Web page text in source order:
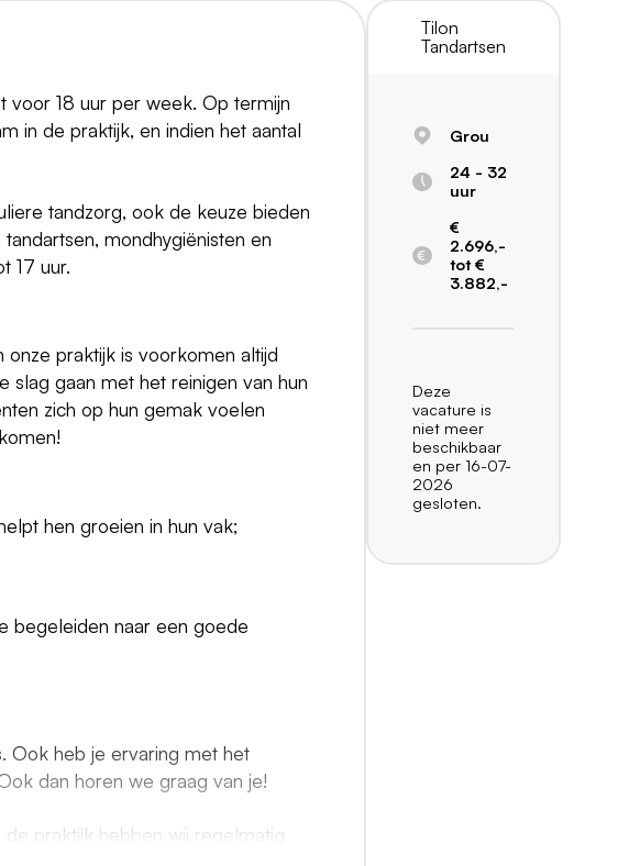
voor 18 uur per week. Op termijn
in de praktijk, en indien het aantal
tandzorg, ook de keuze bieden
mondhygiënisten en
17 uur.
onze praktijk is voorkomen altijd
slag gaan met het reinigen van hun
zich op hun gemak voelen
hen groeien in hun vak;
begeleiden naar een goede
Ook heb je ervaring met het
dan horen we graag van je!
praktijk hebben wij regelmatig
Tilon
Tandartsen
Grou
24 - 32
uur
€
2.696,-
tot €
3.882,-
Deze
vacature is
niet meer
beschikbaar
en per 16-07-
2026
gesloten.